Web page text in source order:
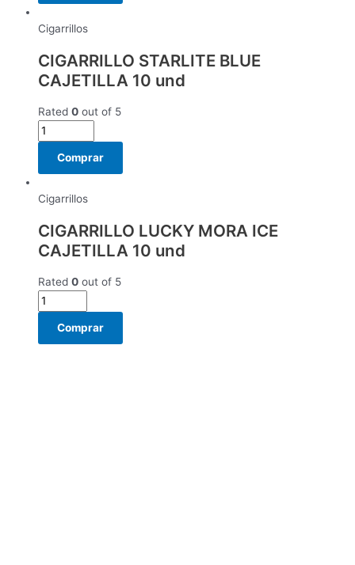
Cigarrillos
CIGARRILLO STARLITE BLUE
CAJETILLA 10 und
Rated 0 out of 5
Comprar
Cigarrillos
CIGARRILLO LUCKY MORA ICE
CAJETILLA 10 und
Rated 0 out of 5
Comprar